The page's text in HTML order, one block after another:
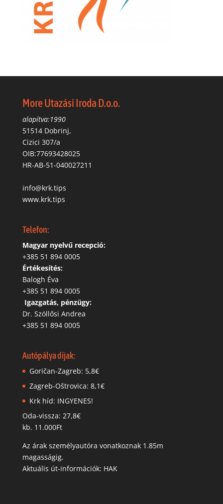
More Utazási Iroda D.o.o.
alapítva:1990
51514 Dobrinj,
Cizici 307/a
OIB:77693428025
HR-AB-51-040027211
info@krk.tips
www.krk.tips
Telefon:
Magyar nyelvű recepció:
‭+385 51 894 0005
Értékesítés:
Balogh Éva
+385 51 894 0005
Igazgatás, pénzügy:
Dr. Szöllősi Andrea
+385 51 894 0005
Autópálya díjak:
Goričan-Zagreb: 5,8€
Zagreb-Oštrovica: 8,1€
Krk híd: INGYENES!
Oda-vissza: 27,8€
kb. 11.000Ft
Az árak személyautóra vonatkoznak 1.85m
magasságig.
Aktuális út-információk: HAK